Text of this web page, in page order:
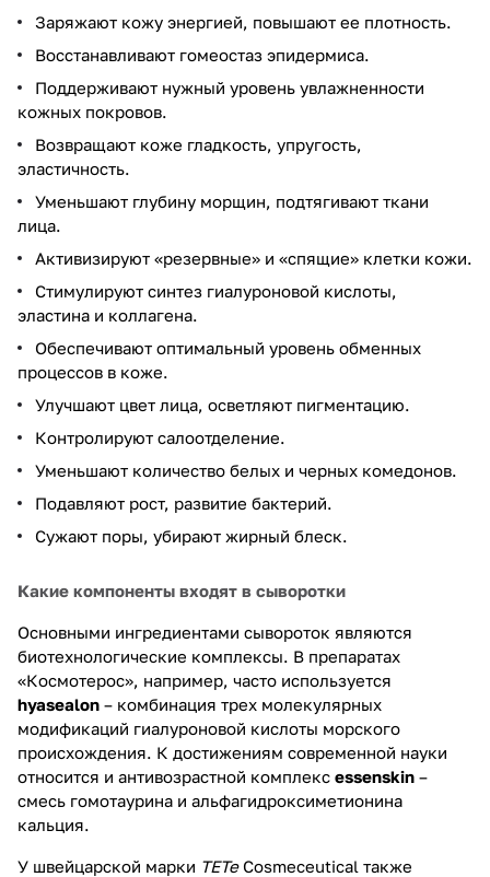
Заряжают кожу энергией, повышают ее плотность.
Восстанавливают гомеостаз эпидермиса.
Поддерживают нужный уровень увлажненности
кожных покровов.
Возвращают коже гладкость, упругость,
эластичность.
Уменьшают глубину морщин, подтягивают ткани
лица.
Активизируют «резервные» и «спящие» клетки кожи.
Стимулируют синтез гиалуроновой кислоты,
эластина и коллагена.
Обеспечивают оптимальный уровень обменных
процессов в коже.
Улучшают цвет лица, осветляют пигментацию.
Контролируют салоотделение.
Уменьшают количество белых и черных комедонов.
Подавляют рост, развитие бактерий.
Сужают поры, убирают жирный блеск.
Какие компоненты входят в сыворотки
Основными ингредиентами сывороток являются
биотехнологические комплексы. В препаратах
«Космотерос», например, часто используется
hyasealon – комбинация трех молекулярных
модификаций гиалуроновой кислоты морского
происхождения. К достижениям современной науки
относится и антивозрастной комплекс essenskin –
смесь гомотаурина и альфагидроксиметионина
кальция.
У швейцарской марки TETeCosmeceutical также